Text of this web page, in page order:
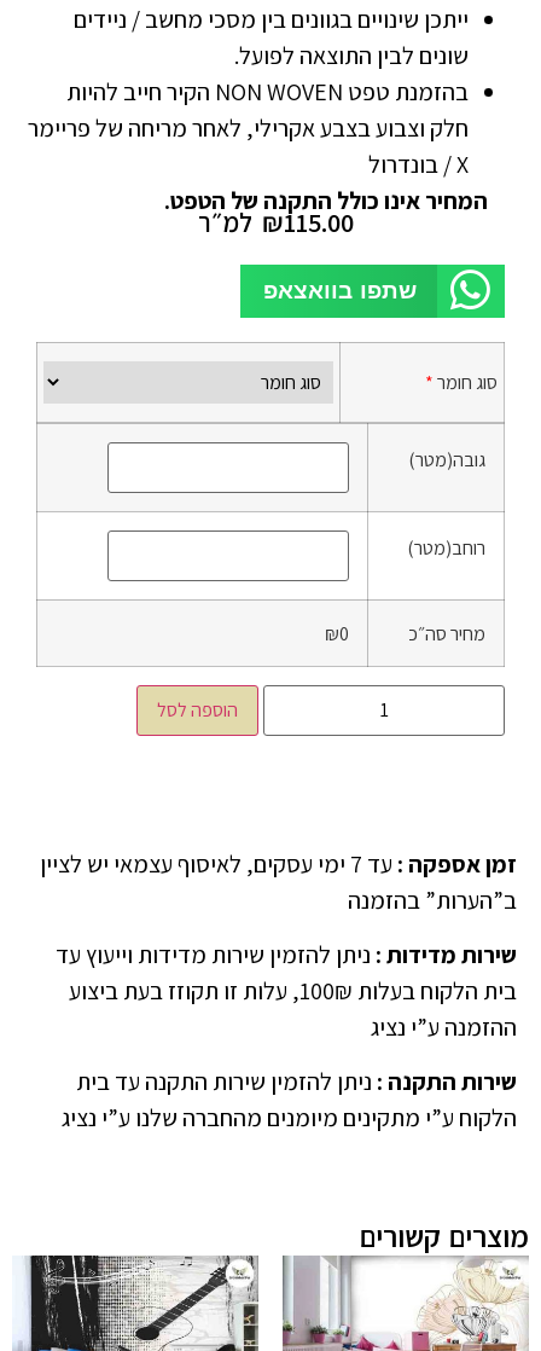
ייתכן שינויים בגוונים בין מסכי מחשב / ניידים
שונים לבין התוצאה לפועל.
בהזמנת טפט NON WOVEN הקיר חייב להיות
חלק וצבוע בצבע אקרילי, לאחר מריחה של פריימר
X / בונדרול
המחיר אינו כולל התקנה של הטפט.
₪115.00 למ״ר
שתפו בוואצאפ
סוג חומר*
גובה(מטר)
רוחב(מטר)
מחיר סה״כ ₪0
הוספה לסל
זמן אספקה :
עד 7 ימי עסקים, לאיסוף עצמאי יש לציין
ב”הערות” בהזמנה
שירות מדידות: ניתן להזמין שירות מדידות וייעוץ עד
בית הלקוח בעלות 100₪, עלות זו תקוזז בעת ביצוע
ההזמנה ע”י נציג
שירות התקנה : ניתן להזמין שירות התקנה עד בית
הלקוח ע”י מתקינים מיומנים מהחברה שלנו ע”י נציג
מוצרים קשורים